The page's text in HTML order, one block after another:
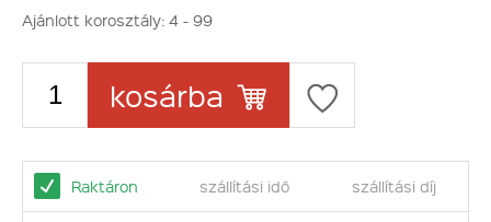
Ajánlott korosztály: 4 - 99
kosárba
Raktáron szállítási idő szállítási díj